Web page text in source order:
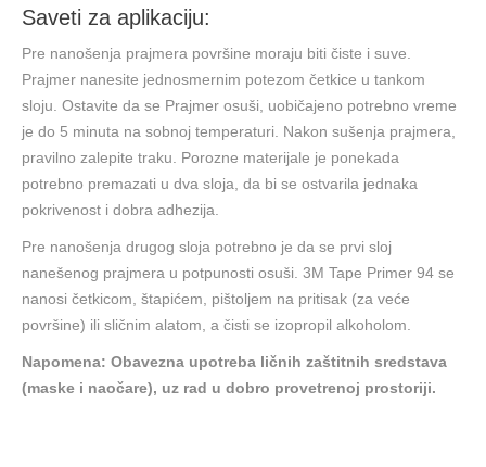
Saveti za aplikaciju:
Pre nanošenja prajmera površine moraju biti čiste i suve.
Prajmer nanesite jednosmernim potezom četkice u tankom
sloju. Ostavite da se Prajmer osuši, uobičajeno potrebno vreme
je do 5 minuta na sobnoj temperaturi. Nakon sušenja prajmera,
pravilno zalepite traku. Porozne materijale je ponekada
potrebno premazati u dva sloja, da bi se ostvarila jednaka
pokrivenost i dobra adhezija.
Pre nanošenja drugog sloja potrebno je da se prvi sloj
nanešenog prajmera u potpunosti osuši. 3M Tape Primer 94 se
nanosi četkicom, štapićem, pištoljem na pritisak (za veće
površine) ili sličnim alatom, a čisti se izopropil alkoholom.
Napomena: Obavezna upotreba ličnih zaštitnih sredstava
(maske i naočare), uz rad u dobro provetrenoj prostoriji.